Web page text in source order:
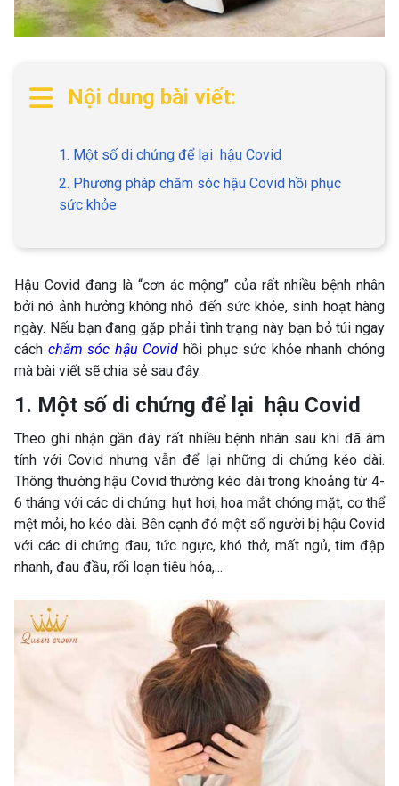
Nội dung bài viết:
1. Một số di chứng để lại hậu Covid
2. Phương pháp chăm sóc hậu Covid hồi phục
sức khỏe
Hậu Covid đang là “cơn ác mộng” của rất nhiều bệnh nhân
bởi nó ảnh hưởng không nhỏ đến sức khỏe, sinh hoạt hàng
ngày. Nếu bạn đang gặp phải tình trạng này bạn bỏ túi ngay
cách chăm sóc hậu Covid hồi phục sức khỏe nhanh chóng
mà bài viết sẽ chia sẻ sau đây.
1. Một số di chứng để lại hậu Covid
Theo ghi nhận gần đây rất nhiều bệnh nhân sau khi đã âm
tính với Covid nhưng vẫn để lại những di chứng kéo dài.
Thông thường hậu Covid thường kéo dài trong khoảng từ 4-
6 tháng với các di chứng: hụt hơi, hoa mắt chóng mặt, cơ thể
mệt mỏi, ho kéo dài. Bên cạnh đó một số người bị hậu Covid
với các di chứng đau, tức ngực, khó thở, mất ngủ, tim đập
nhanh, đau đầu, rối loạn tiêu hóa,...